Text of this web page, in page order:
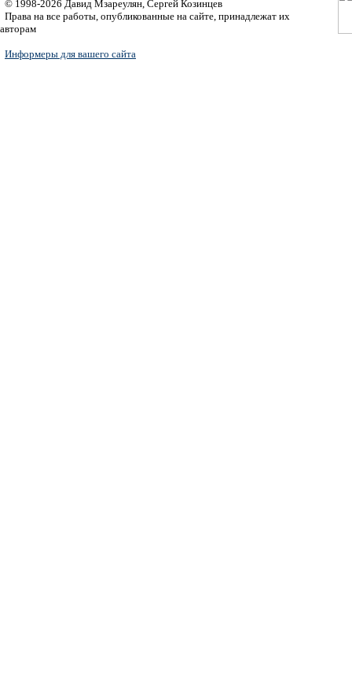
© 1998-2026 Давид Мзареулян, Сергей Козинцев
Права на все работы, опубликованные на сайте, принадлежат их
авторам
Информеры для вашего сайта